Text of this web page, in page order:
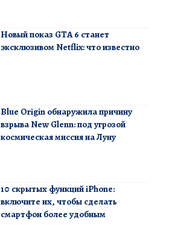
Новый показ GTA 6 станет
эксклюзивом Netflix: что известно
Blue Origin обнаружила причину
взрыва New Glenn: под угрозой
космическая миссия на Луну
10 скрытых функций iPhone:
включите их, чтобы сделать
смартфон более удобным